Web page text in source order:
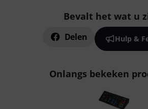
Bevalt het wat u
Delen Hulp &
Onlangs bekeken